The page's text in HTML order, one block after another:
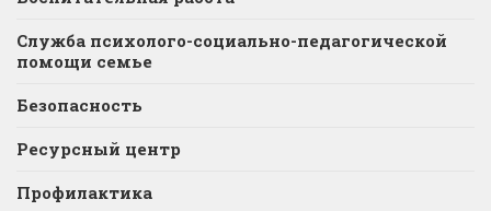
Служба психолого-социально-педагогической
помощи семье
Безопасность
Ресурсный центр
Профилактика